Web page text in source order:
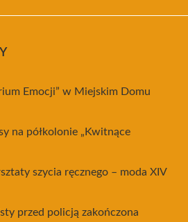
Emocji” w Miejskim Domu
na półkolonie „Kwitnące
szycia ręcznego – moda XIV
przed policją zakończona